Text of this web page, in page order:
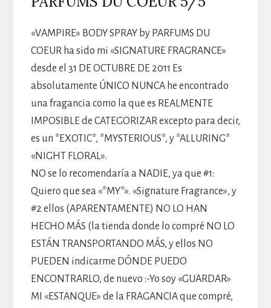
«VAMPIRE» BODY SPRAY by PARFUMS DU
COEUR ha sido mi «SIGNATURE FRAGRANCE»
desde el 31 DE OCTUBRE DE 2011 Es
absolutamente ÚNICO NUNCA he encontrado
una fragancia como la que es REALMENTE
IMPOSIBLE de CATEGORIZAR excepto para decir,
es un *EXOTIC*, *MYSTERIOUS*, y *ALLURING*
«NIGHT FLORAL».
NO se lo recomendaría a NADIE, ya que #1:
Quiero que sea «*MY*». «Signature Fragrance», y
#2 ellos (APARENTAMENTE) NO LO HAN
HECHO MÁS (la tienda donde lo compré NO LO
ESTÁN TRANSPORTANDO MÁS, y ellos NO
PUEDEN indicarme DÓNDE PUEDO
ENCONTRARLO, de nuevo :-Yo soy «GUARDAR»
MI «ESTANQUE» de la FRAGANCIA que compré,